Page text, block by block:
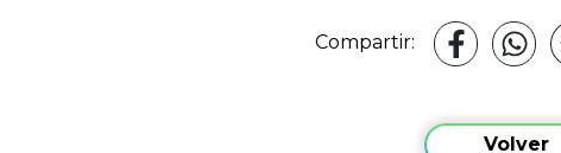
Compartir:
Volver